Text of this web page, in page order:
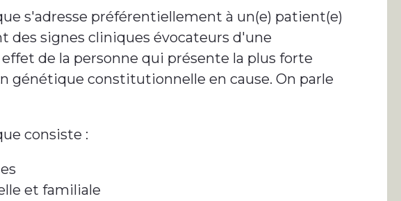
s'adresse préférentiellement à un(e) patient(e)
des signes cliniques évocateurs d'une
de la personne qui présente la plus forte
génétique constitutionnelle en cause. On parle
consiste :
et familiale